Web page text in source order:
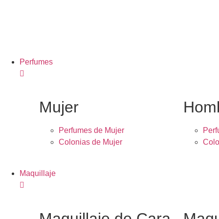
Perfumes
Mujer
Perfumes de Mujer
Colonias de Mujer
Maquillaje